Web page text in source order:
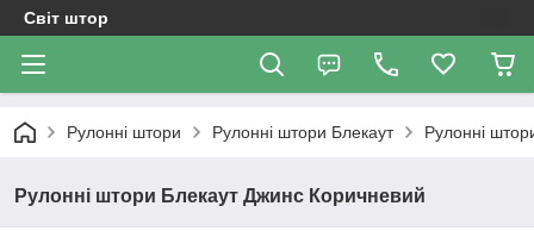
Світ штор
Рулонні штори Рулонні штори Блекаут Рулонні
Рулонні штори Блекаут Джинс Коричневий